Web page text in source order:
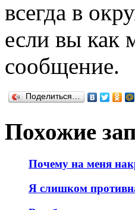
всегда в
если вы как
сообщение.
Поделиться…
Похожие
Почему на меня
Я слишком